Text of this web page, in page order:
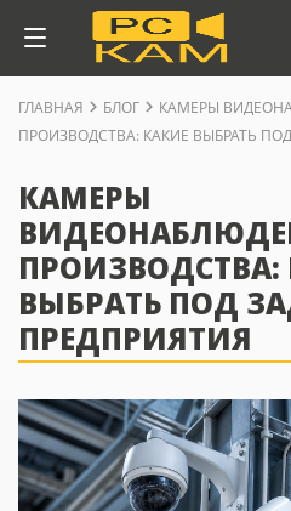
ГЛАВНАЯ БЛОГ
КАМЕРЫ
ПРОИЗВОДСТВА: КАКИЕ ВЫБРАТЬ
КАМЕРЫ
ПРОИЗВОДСТВА:
ВЫБРАТЬ ПОД
ПРЕДПРИЯТИЯ